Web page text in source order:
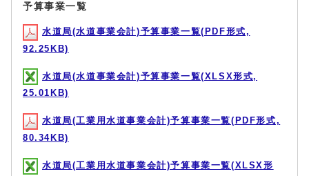
予算事業一覧
水道局(水道事業会計)予算事業一覧(PDF形式,
92.25KB)
水道局(水道事業会計)予算事業一覧(XLSX形式,
25.01KB)
水道局(工業用水道事業会計)予算事業一覧(PDF形式,
80.34KB)
水道局(工業用水道事業会計)予算事業一覧(XLSX形